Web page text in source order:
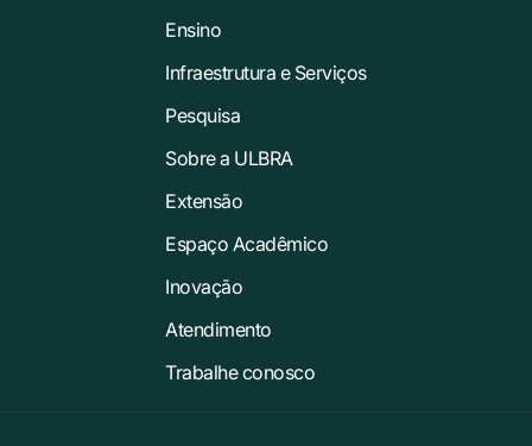
Ensino
Infraestrutura e Serviços
Pesquisa
Sobre a ULBRA
Extensão
Espaço Acadêmico
Inovação
Atendimento
Trabalhe conosco